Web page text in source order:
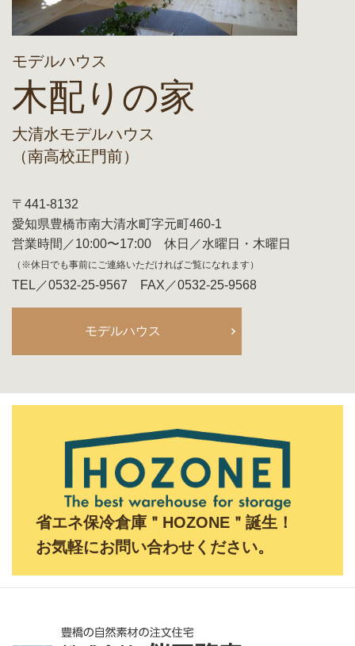
モデルハウス
木配りの家
大清水モデルハウス
（南高校正門前）
〒441-8132
愛知県豊橋市南大清水町字元町460-1
営業時間／10:00〜17:00 休日／水曜日・木曜日
（※休日でも事前にご連絡いただければご覧になれます）
TEL／0532-25-9567 FAX／0532-25-9568
モデルハウス
省エネ保冷倉庫＂HOZONE＂誕生！
お気軽にお問い合わせください。